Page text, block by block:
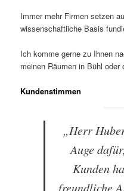
Immer mehr Firmen setzen
wissenschaftliche Basis
Ich komme gerne zu Ihnen
meinen Räumen in Bühl oder
Kundenstimmen
„Herr
Auge
Kunden
freundliche